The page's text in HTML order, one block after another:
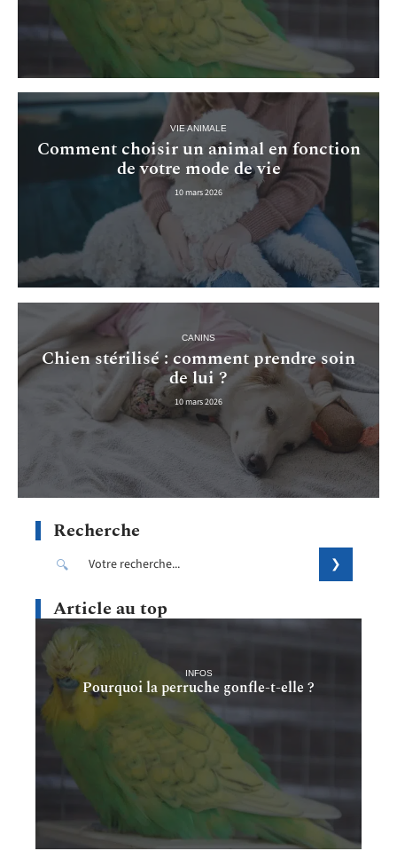
VIE ANIMALE
Comment choisir un animal en fonction
de votre mode de vie
10 mars 2026
CANINS
Chien stérilisé : comment prendre soin
de lui ?
10 mars 2026
Recherche
Article au top
INFOS
Pourquoi la perruche gonfle-t-elle ?